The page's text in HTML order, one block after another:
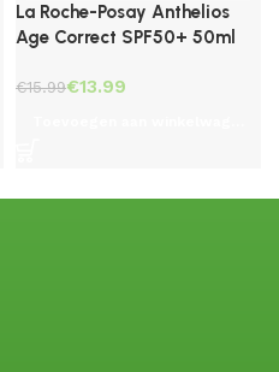
La Roche-Posay Anthelios
Age Correct SPF50+ 50ml
€15.99€13.99